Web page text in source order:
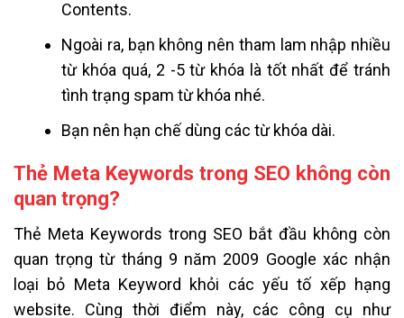
Contents.
Ngoài ra, bạn không nên tham lam nhập nhiều
từ khóa quá, 2 -5 từ khóa là tốt nhất để tránh
tình trạng spam từ khóa nhé.
Bạn nên hạn chế dùng các từ khóa dài.
Thẻ Meta Keywords trong SEO không còn
quan trọng?
Thẻ Meta Keywords trong SEO bắt đầu không còn
quan trọng từ tháng 9 năm 2009 Google xác nhận
loại bỏ Meta Keyword khỏi các yếu tố xếp hạng
website. Cùng thời điểm này, các công cụ như